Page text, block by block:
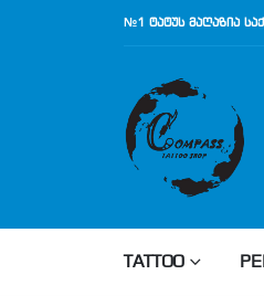
№1 ტატუს მაღაზია
TATTOO